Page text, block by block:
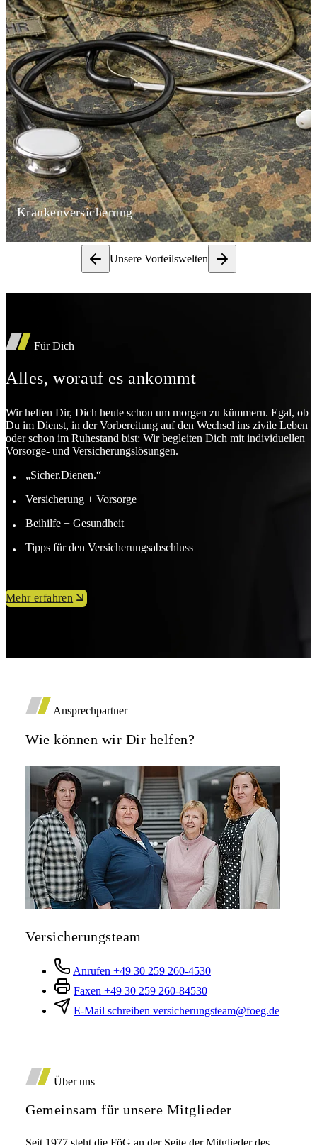
Krankenversicherung
Unsere Vorteilswelten
Für Dich
Alles, worauf es ankommt
Wir helfen Dir, Dich heute schon um morgen zu kümmern. Egal, ob
Du im Dienst, in der Vorbereitung auf den Wechsel ins zivile Leben
oder schon im Ruhestand bist: Wir begleiten Dich mit individuellen
Vorsorge- und Versicherungslösungen.
„Sicher.Dienen.“
Versicherung + Vorsorge
Beihilfe + Gesundheit
Tipps für den Versicherungsabschluss
Mehr erfahren
Ansprechpartner
Wie können wir Dir helfen?
Versicherungsteam
Anrufen +49 30 259 260-4530
Faxen +49 30 259 260-84530
E-Mail schreiben versicherungsteam@foeg.de
Über uns
Gemeinsam für unsere Mitglieder
Seit 1977 steht die FöG an der Seite der Mitglieder des